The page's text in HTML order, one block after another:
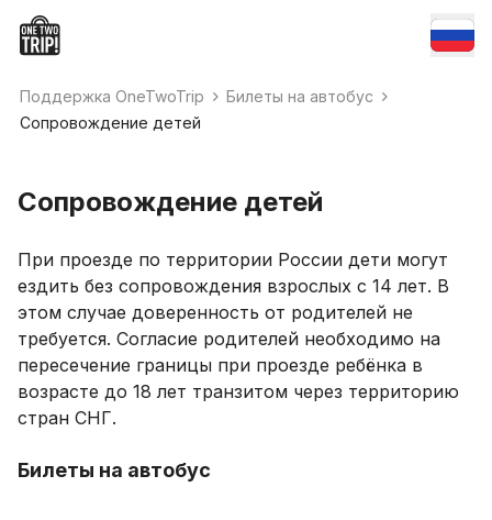
Поддержка OneTwoTrip
Билеты на автобус
Сопровождение детей
Сопровождение детей
При проезде по территории России дети могут
ездить без сопровождения взрослых с 14 лет. В
этом случае доверенность от родителей не
требуется. Согласие родителей необходимо на
пересечение границы при проезде ребёнка в
возрасте до 18 лет транзитом через территорию
стран СНГ.
Билеты на автобус